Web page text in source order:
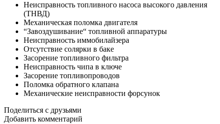
Неисправность топливного насоса высокого давления
(ТНВД)
Механическая поломка двигателя
“Завоздушивание“ топливной аппаратуры
Неисправность иммобилайзера
Отсутствие солярки в баке
Засорение топливного фильтра
Неисправность чипа в ключе
Засорение топливопроводов
Поломка обратного клапана
Механические неисправности форсунок
Поделиться с друзьями
Добавить комментарий